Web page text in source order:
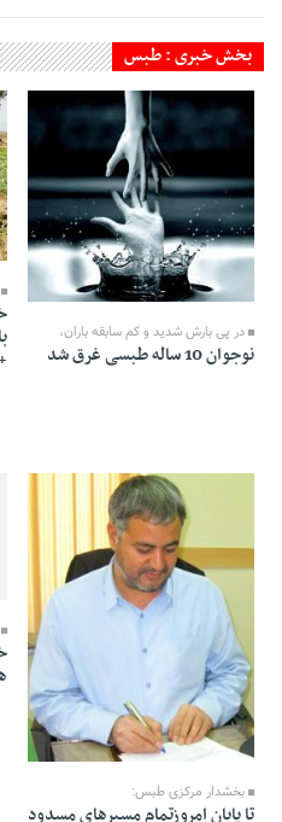
بخش خبری : طبس
28 Farvardin 1391 - 19:05
در پی بارش شدید و کم سابقه باران،
نوجوان 10 ساله طبسی غرق شد
28 Farvardin 1391 - 12:06
بخشدار مرکزی طبس:
تا پایان امروزتمام مسیرهای مسدود